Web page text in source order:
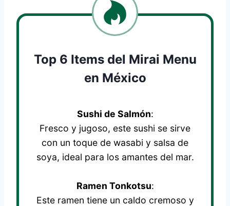
Top 6 Items del Mirai Menu
en México
Sushi de Salmón:
Fresco y jugoso, este sushi se sirve
con un toque de wasabi y salsa de
soya, ideal para los amantes del mar.
Ramen Tonkotsu:
Este ramen tiene un caldo cremoso y